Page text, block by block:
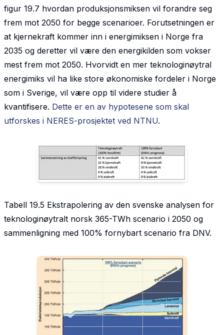
figur 19.7 hvordan produksjonsmiksen vil forandre seg
frem mot 2050 for begge scenarioer. Forutsetningen er
at kjernekraft kommer inn i energimiksen i Norge fra
2035 og deretter vil være den energikilden som vokser
mest frem mot 2050. Hvorvidt en mer teknologinøytral
energimiks vil ha like store økonomiske fordeler i Norge
som i Sverige, vil være opp til videre studier å
kvantifisere. Dette er en av hypotesene som skal
utforskes i NERES-prosjektet ved NTNU.
Tabell 19.5 Ekstrapolering av den svenske analysen for
teknologinøytralt norsk 365-TWh scenario i 2050 og
sammenligning med 100% fornybart scenario fra DNV.